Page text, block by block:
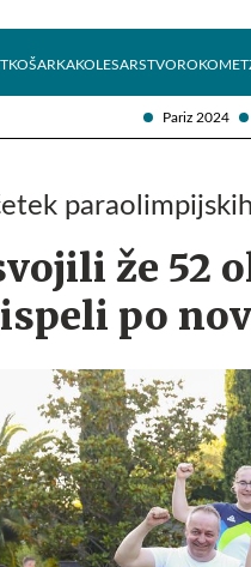
Pariz 2024
KOŠARKAKOLESARSTVOROKOMET
že 52
po